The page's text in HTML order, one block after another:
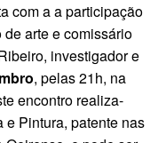
com a a participação
arte e comissário
investigador e
, pelas 21h, na
encontro realiza-
Pintura, patente nas